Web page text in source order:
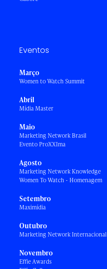
Eventos
Março
Women to Watch Summit
Abril
Mídia Master
Maio
Marketing Network Brasil
Evento ProXXIma
Agosto
Marketing Network Knowledge
Women To Watch - Homenagem
Setembro
Maximídia
Outubro
Marketing Network Internacional
Novembro
Effie Awards